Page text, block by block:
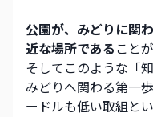
公園が、みどりに関
近な場所であること
そしてこのような「
みどりへ関わる第一
ードルも低い取組とい